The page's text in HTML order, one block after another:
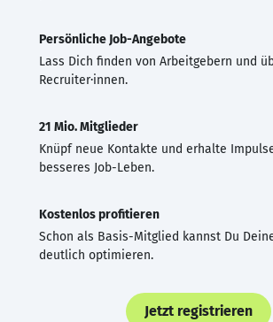
Persönliche Job-Angebote
Lass Dich finden von Arbeitgebern und
Recruiter·innen.
21 Mio. Mitglieder
Knüpf neue Kontakte und erhalte
besseres Job-Leben.
Kostenlos profitieren
Schon als Basis-Mitglied kannst Du
deutlich optimieren.
Jetzt registrieren